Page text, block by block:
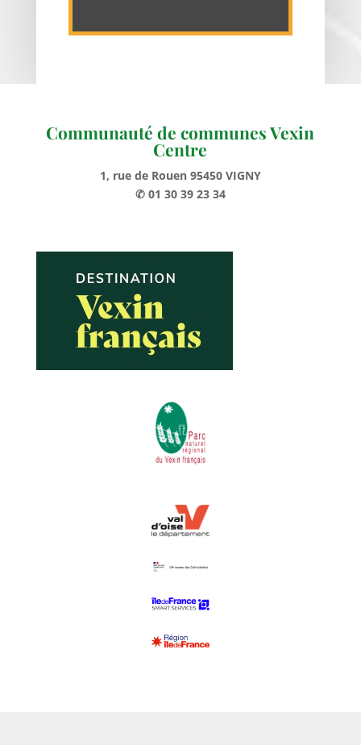
Communauté de communes Vexin
Centre
1, rue de Rouen 95450 VIGNY
✆ 01 30 39 23 34